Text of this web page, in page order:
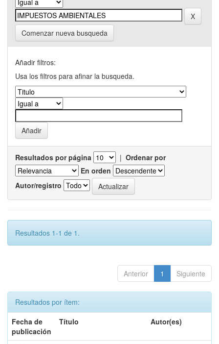
Comenzar nueva busqueda
Añadir filtros:
Usa los filtros para afinar la busqueda.
Resultados por página | Ordenar por
En orden
Autor/registro
Resultados 1-1 de 1.
Anterior 1 Siguiente
Resultados por ítem:
Fecha de
publicación
Título Autor(es)